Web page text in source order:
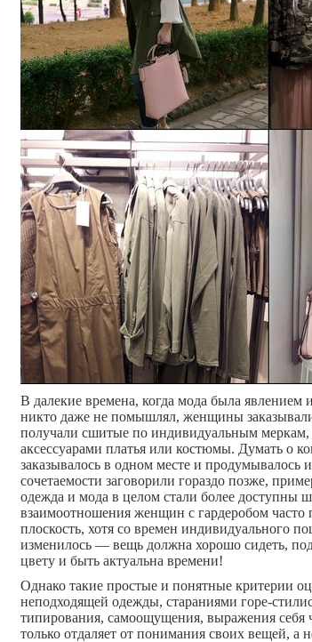
В далекие времена, когда мода была явлением
никто даже не помышлял, женщины
получали сшитые по индивидуальным
аксессуарами платья или костюмы. Думать о
заказывалось в одном месте и продумывалось
сочетаемости заговорили гораздо позже,
одежда и мода в целом стали более доступны
взаимоотношения женщин с гардеробом
плоскость, хотя со времен индивидуального
изменилось — вещь должна хорошо сидеть,
цвету и быть актуальна времени!
Однако такие простые и понятные критерии
неподходящей одежды, стараниями горе-
типирования, самоощущения, выражения себя
только отдаляет от понимания своих вещей, а